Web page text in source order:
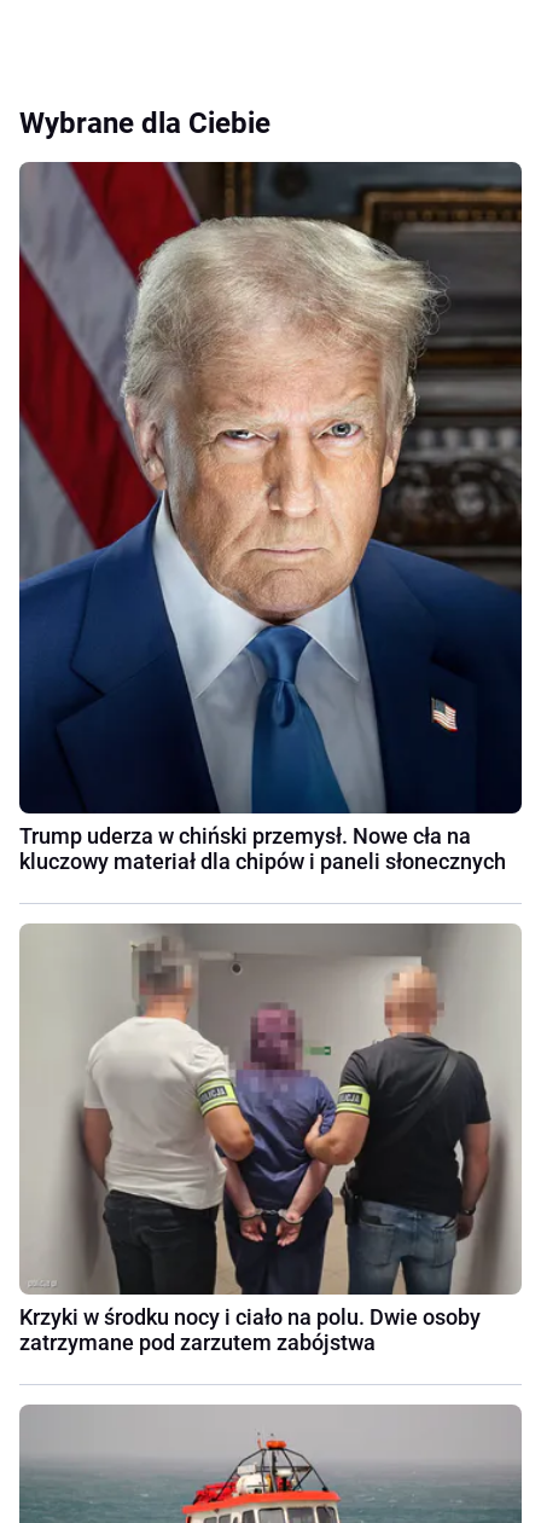
Wybrane dla Ciebie
Trump uderza w chiński przemysł. Nowe cła na
kluczowy materiał dla chipów i paneli słonecznych
Krzyki w środku nocy i ciało na polu. Dwie osoby
zatrzymane pod zarzutem zabójstwa